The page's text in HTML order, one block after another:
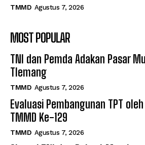
TMMD Agustus 7, 2026
MOST POPULAR
TNI dan Pemda Adakan Pasar
Tlemang
TMMD Agustus 7, 2026
Evaluasi Pembangunan TPT
TMMD Ke-129
TMMD Agustus 7, 2026